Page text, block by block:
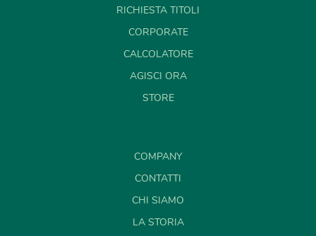
RICHIESTA TITOLI
CORPORATE
CALCOLATORE
AGISCI ORA
STORE
COMPANY
CONTATTI
CHI SIAMO
LA STORIA